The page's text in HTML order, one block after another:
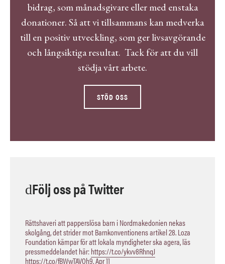
bidrag, som månadsgivare eller med enstaka
donationer. Så att vi tillsammans kan medverka
till en positiv utveckling, som ger livsavgörande
och långsiktiga resultat. Tack för att du vill
stödja vårt arbete.
STÖD OSS
Följ oss på Twitter
Rättshaveri att papperslösa barn i Nordmakedonien nekas
skolgång, det strider mot Barnkonventionens artikel 28. Loza
Foundation kämpar för att lokala myndigheter ska agera, läs
pressmeddelandet här:https://t.co/ykvv8RhnqJ
https://t.co/fBWwTAVOh9,Apr 11